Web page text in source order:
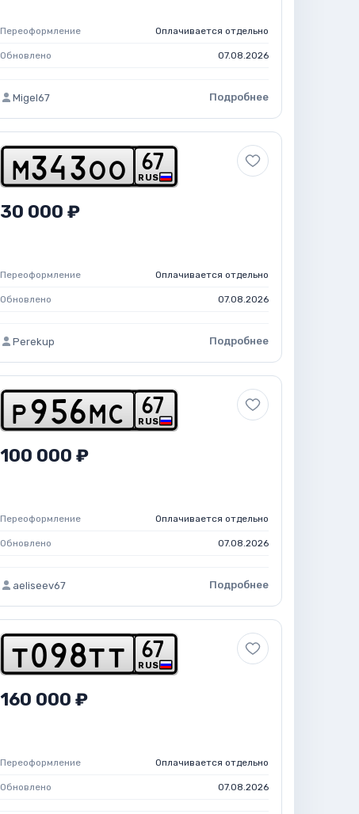
Переоформление Оплачивается отдельно
Обновлено 07.08.2026
Migel67 Подробнее
m 3 4 3 o o RUS
6 7
30 000 ₽
Переоформление Оплачивается отдельно
Обновлено 07.08.2026
Perekup Подробнее
p 9 5 6 m c RUS
6 7
100 000 ₽
Переоформление Оплачивается отдельно
Обновлено 07.08.2026
aeliseev67 Подробнее
t 0 9 8t t RUS
6 7
160 000 ₽
Переоформление Оплачивается отдельно
Обновлено 07.08.2026